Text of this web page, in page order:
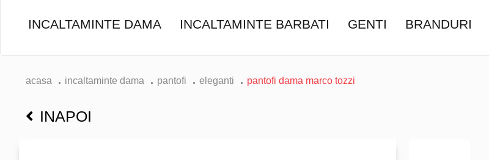
INCALTAMINTE DAMA INCALTAMINTE BARBATI GENTI BRANDURI
acasa incaltaminte dama pantofi eleganti pantofi dama marco tozzi
INAPOI